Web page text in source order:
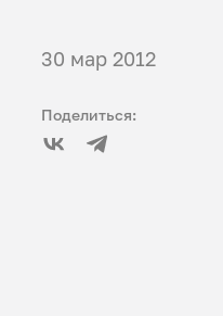
30 мар 2012
Поделиться: